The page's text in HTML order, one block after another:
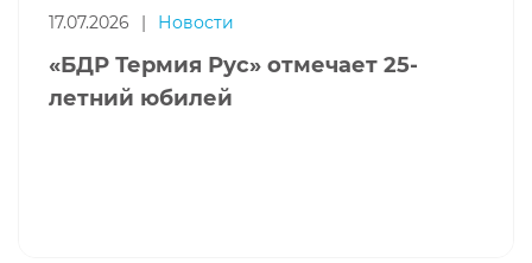
17.07.2026 | Новости
«БДР Термия Рус» отмечает 25-
летний юбилей